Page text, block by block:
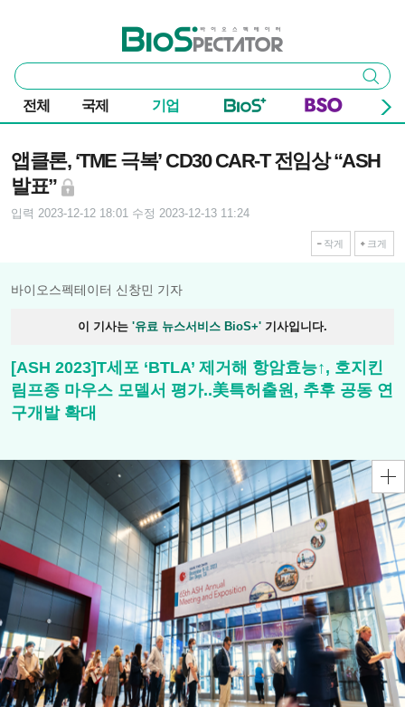
바이오스펙테이터
통
합
검
색
검색
전체 국제 기업
앱클론, ‘TME 극복’ CD30 CAR-T 전임상 “ASH
발표”
입력 2023-12-12 18:01 수정 2023-12-13 11:24
작게 크게
바이오스펙테이터 신창민 기자
이 기사는 '유료 뉴스서비스 BioS+' 기사입니다.
[ASH 2023]T세포 ‘BTLA’ 제거해 항암효능↑, 호지킨
림프종 마우스 모델서 평가..美특허출원, 추후 공동 연
구개발 확대